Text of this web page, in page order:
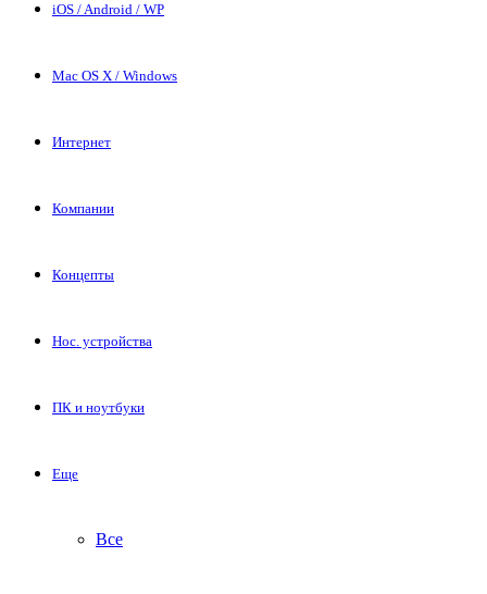
iOS / Android / WP
Mac OS X / Windows
Интернет
Компании
Концепты
Нос. устройства
ПК и ноутбуки
Еще
Все